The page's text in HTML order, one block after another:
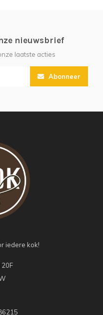
nieuwsbrief
laatste acties
Abonneer
iedere kok!